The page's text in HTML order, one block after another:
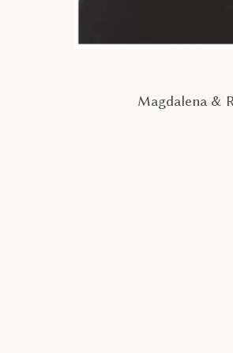
Magdalena &